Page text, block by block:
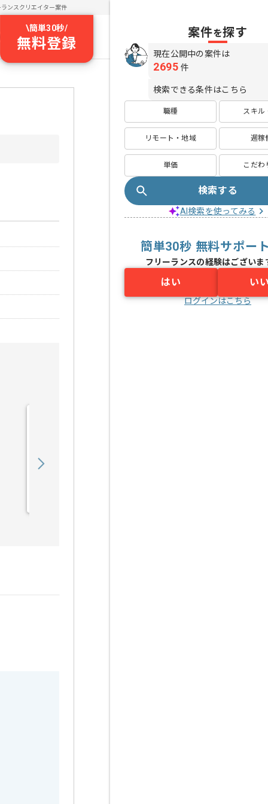
ランスクリエイター案件
\簡単30秒/
無料登録
案件を探す
現在公開中の案件は
2695 件
検索できる条件はこちら
職種 スキル
リモート・地域 週稼
単価 こだわ
検索する
AI検索を使ってみる
簡単30秒 無料サポー
フリーランスの経験はございま
はい い
ログインはこちら